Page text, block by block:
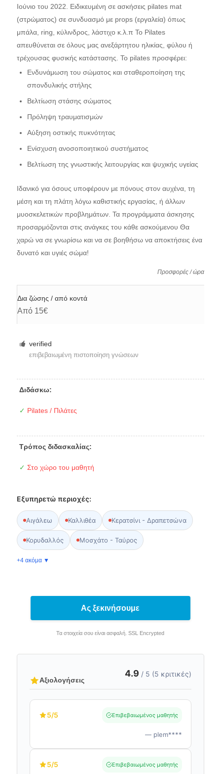
Ιούνιο του 2022. Ειδικευμένη σε ασκήσεις pilates mat
(στρώματος) σε συνδυασμό με props (εργαλεία) όπως
μπάλα, ring, κύλινδρος, λάστιχο κ.λ.π Το Pilates
απευθύνεται σε όλους μας ανεξάρτητου ηλικίας, φύλου ή
τρέχουσας φυσικής κατάστασης. Το pilates προσφέρει:
Ενδυνάμωση του σώματος και σταθεροποίηση της
σπονδυλικής στήλης
Βελτίωση στάσης σώματος
Πρόληψη τραυματισμών
Αύξηση οστικής πυκνότητας
Ενίσχυση ανοσοποιητικού συστήματος
Βελτίωση της γνωστικής λειτουργίας και ψυχικής υγείας
Ιδανικό για όσους υποφέρουν με πόνους στον αυχένα, τη
μέση και τη πλάτη λόγω καθιστικής εργασίας, ή άλλων
μυοσκελετικών προβλημάτων. Τα προγράμματα άσκησης
προσαρμόζονται στις ανάγκες του κάθε ασκούμενου Θα
χαρώ να σε γνωρίσω και να σε βοηθήσω να αποκτήσεις ένα
δυνατό και υγιές σώμα!
Προσφορές / ώρα
Δια ζώσης / από κοντά
Από 15€
verified
επιβεβαιωμένη πιστοποίηση γνώσεων
Διδάσκω:
✓ Pilates / Πιλάτες
Τρόπος διδασκαλίας:
✓ Στο χώρο του μαθητή
Εξυπηρετώ περιοχές:
Αιγάλεω Καλλιθέα Κερατσίνι - Δραπετσώνα
Κορυδαλλός Μοσχάτο - Ταύρος
+4 ακόμα ▼
Ας ξεκινήσουμε
Τα στοιχεία σου είναι ασφαλή. SSL Encrypted
Αξιολογήσεις
4.9 / 5 (5 κριτικές)
5/5 Επιβεβαιωμένος μαθητής
— plem****
5/5 Επιβεβαιωμένος μαθητής